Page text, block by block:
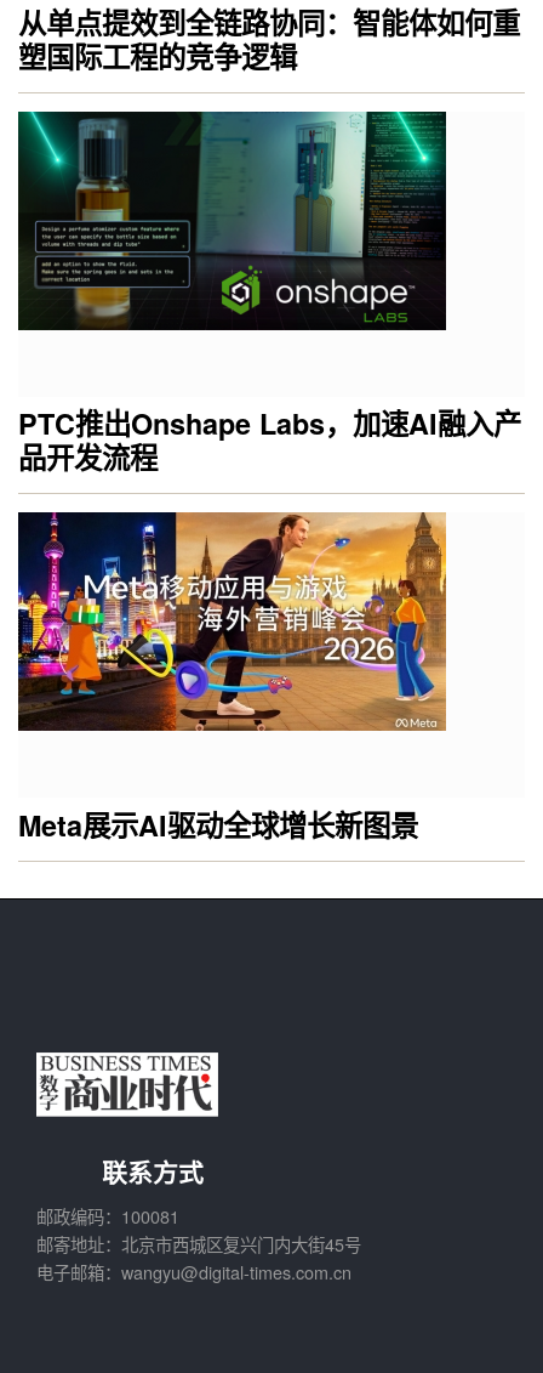
从单点提效到全链路协同：智能体如何重
塑国际工程的竞争逻辑
PTC推出Onshape Labs，加速AI融入产
品开发流程
Meta展示AI驱动全球增长新图景
联系方式
邮政编码：100081
邮寄地址：北京市西城区复兴门内大街45号
电子邮箱：wangyu@digital-times.com.cn